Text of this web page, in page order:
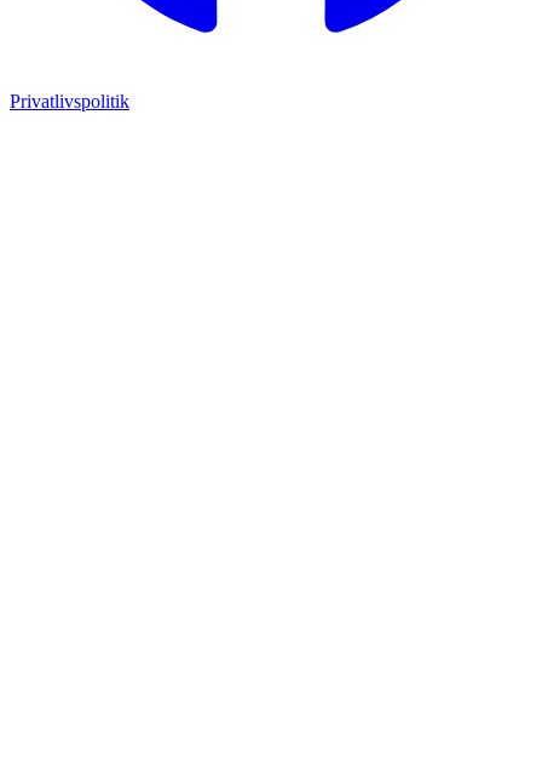
Privatlivspolitik